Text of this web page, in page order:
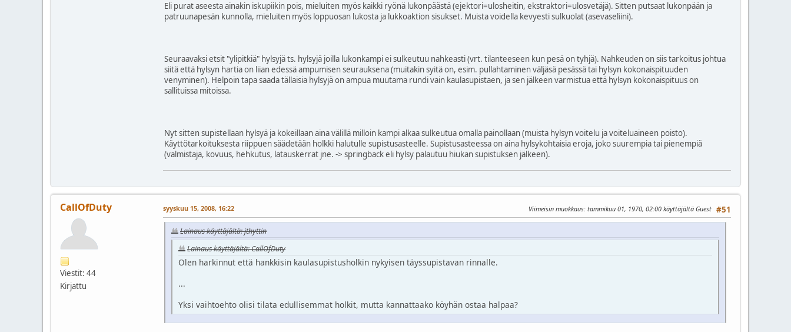
Eli purat aseesta ainakin iskupiikin pois, mieluiten myös kaikki ryönä lukonpäästä (ejektori=ulosheitin, ekstraktori=ulosvetäjä). Sitten putsaat lukonpään ja
patruunapesän kunnolla, mieluiten myös loppuosan lukosta ja lukkoaktion sisukset. Muista voidella kevyesti sulkuolat (asevaseliini).
Seuraavaksi etsit "ylipitkiä" hylsyjä ts. hylsyjä joilla lukonkampi ei sulkeutuu nahkeasti (vrt. tilanteeseen kun pesä on tyhjä). Nahkeuden on siis tarkoitus johtua
siitä että hylsyn hartia on liian edessä ampumisen seurauksena (muitakin syitä on, esim. pullahtaminen väljäsä pesässä tai hylsyn kokonaispituuden
venyminen). Helpoin tapa saada tällaisia hylsyjä on ampua muutama rundi vain kaulasupistaen, ja sen jälkeen varmistua että hylsyn kokonaispituus on
sallituissa mitoissa.
Nyt sitten supistellaan hylsyä ja kokeillaan aina välillä milloin kampi alkaa sulkeutua omalla painollaan (muista hylsyn voitelu ja voiteluaineen poisto).
Käyttötarkoituksesta riippuen säädetään holkki halutulle supistusasteelle. Supistusasteessa on aina hylsykohtaisia eroja, joko suurempia tai pienempiä
(valmistaja, kovuus, hehkutus, latauskerrat jne. -> springback eli hylsy palautuu hiukan supistuksen jälkeen).
CallOfDuty
Viestit: 44
Kirjattu
#51
syyskuu 15, 2008, 16:22 Viimeisin muokkaus: tammikuu 01, 1970, 02:00 käyttäjältä Guest
Lainaus käyttäjältä: jthyttin
Lainaus käyttäjältä: CallOfDuty
Olen harkinnut että hankkisin kaulasupistusholkin nykyisen täyssupistavan rinnalle.
...
Yksi vaihtoehto olisi tilata edullisemmat holkit, mutta kannattaako köyhän ostaa halpaa?